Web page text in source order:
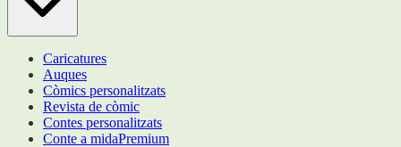
Caricatures
Auques
Còmics personalitzats
Revista de còmic
Contes personalitzats
Conte a midaPremium